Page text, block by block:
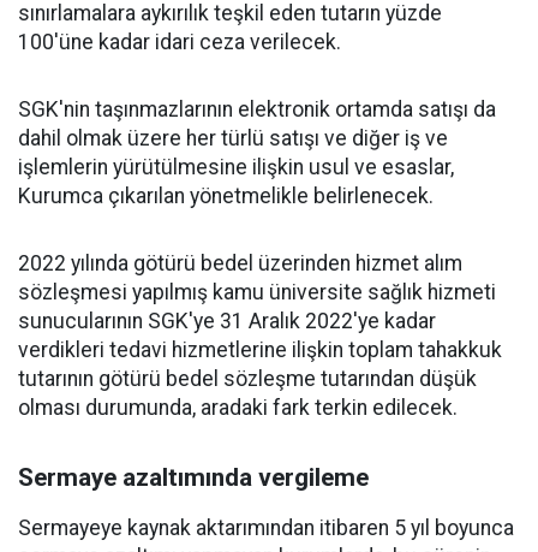
sınırlamalara aykırılık teşkil eden tutarın yüzde
100'üne kadar idari ceza verilecek.
SGK'nin taşınmazlarının elektronik ortamda satışı da
dahil olmak üzere her türlü satışı ve diğer iş ve
işlemlerin yürütülmesine ilişkin usul ve esaslar,
Kurumca çıkarılan yönetmelikle belirlenecek.
2022 yılında götürü bedel üzerinden hizmet alım
sözleşmesi yapılmış kamu üniversite sağlık hizmeti
sunucularının SGK'ye 31 Aralık 2022'ye kadar
verdikleri tedavi hizmetlerine ilişkin toplam tahakkuk
tutarının götürü bedel sözleşme tutarından düşük
olması durumunda, aradaki fark terkin edilecek.
Sermaye azaltımında vergileme
Sermayeye kaynak aktarımından itibaren 5 yıl boyunca